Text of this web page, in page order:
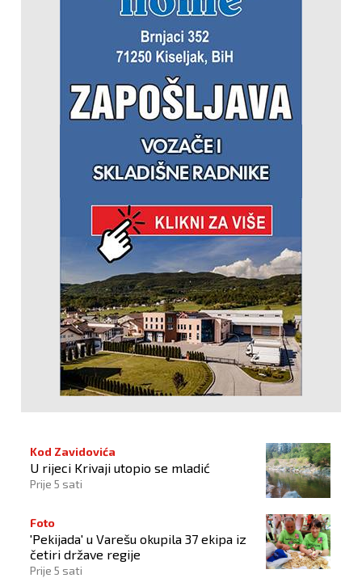
Kod Zavidovića
U rijeci Krivaji utopio se mladić
Prije 5 sati
Foto
'Pekijada' u Varešu okupila 37 ekipa iz
četiri države regije
Prije 5 sati